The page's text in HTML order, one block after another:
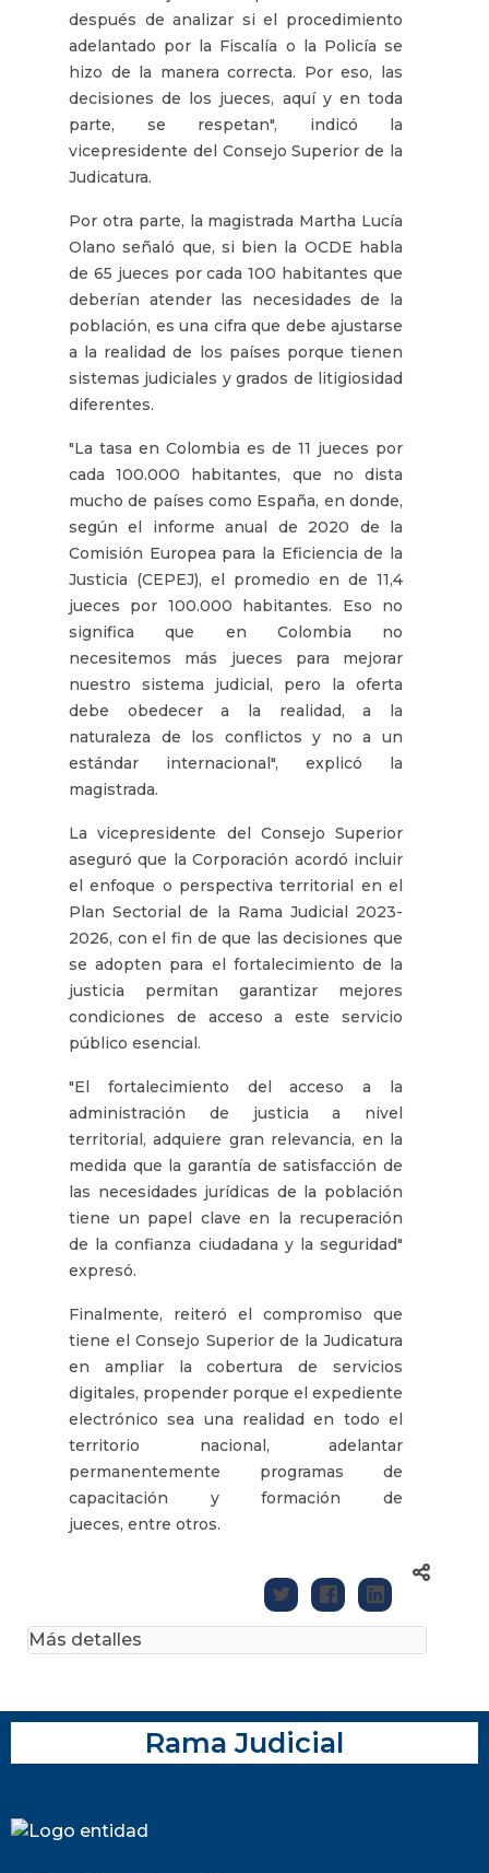
después de analizar si el procedimiento
adelantado por la Fiscalía o la Policía se
hizo de la manera correcta. Por eso, las
decisiones de los jueces, aquí y en toda
parte, se respetan", indicó la
vicepresidente del Consejo Superior de la
Judicatura.
Por otra parte, la magistrada Martha Lucía
Olano señaló que, si bien la OCDE habla
de 65 jueces por cada 100 habitantes que
deberían atender las necesidades de la
población, es una cifra que debe ajustarse
a la realidad de los países porque tienen
sistemas judiciales y grados de litigiosidad
diferentes.
"La tasa en Colombia es de 11 jueces por
cada 100.000 habitantes, que no dista
mucho de países como España, en donde,
según el informe anual de 2020 de la
Comisión Europea para la Eficiencia de la
Justicia (CEPEJ), el promedio en de 11,4
jueces por 100.000 habitantes. Eso no
significa que en Colombia no
necesitemos más jueces para mejorar
nuestro sistema judicial, pero la oferta
debe obedecer a la realidad, a la
naturaleza de los conflictos y no a un
estándar internacional", explicó la
magistrada.
La vicepresidente del Consejo Superior
aseguró que la Corporación acordó incluir
el enfoque o perspectiva territorial en el
Plan Sectorial de la Rama Judicial 2023-
2026, con el fin de que las decisiones que
se adopten para el fortalecimiento de la
justicia permitan garantizar mejores
condiciones de acceso a este servicio
público esencial.
"El fortalecimiento del acceso a la
administración de justicia a nivel
territorial, adquiere gran relevancia, en la
medida que la garantía de satisfacción de
las necesidades jurídicas de la población
tiene un papel clave en la recuperación
de la confianza ciudadana y la seguridad"
expresó.
Finalmente, reiteró el compromiso que
tiene el Consejo Superior de la Judicatura
en ampliar la cobertura de servicios
digitales, propender porque el expediente
electrónico sea una realidad en todo el
territorio nacional, adelantar
permanentemente programas de
capacitación y formación de
jueces, entre otros.
Más detalles
Rama Judicial